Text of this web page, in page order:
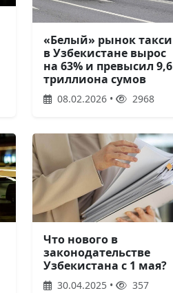
«Белый» рынок такси
в Узбекистане вырос
на 63% и превысил 9,6
триллиона сумов
08.02.2026 • 2968
Что нового в
законодательстве
Узбекистана с 1 мая?
30.04.2025 • 357